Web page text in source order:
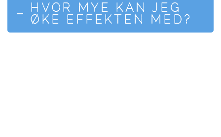
HVOR MYE KAN JEG
ØKE EFFEKTEN MED?